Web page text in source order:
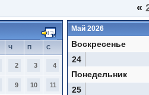
«
Ч П С
2 3 4
9 10 11
Май 2026
Воскресенье
24
Понедельник
25